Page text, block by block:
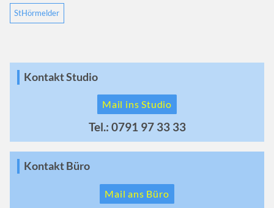
StHörmelder
Kontakt Studio
Mail ins Studio
Tel.: 0791 97 33 33
Kontakt Büro
Mail ans Büro